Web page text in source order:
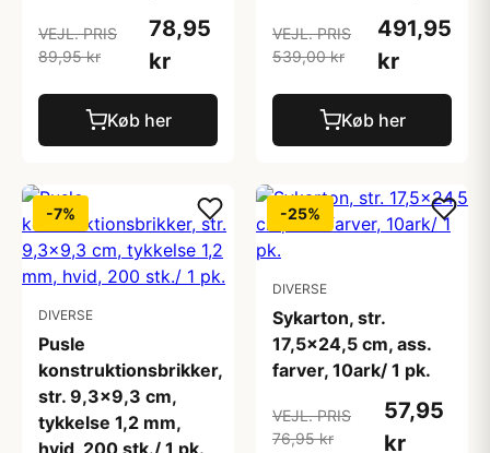
VEJL. PRIS
89,95 kr
78,95
kr
Køb her
VEJL. PRIS
539,00 kr
491,95
kr
Køb her
-7%
DIVERSE
Pusle
konstruktionsbrikker,
str. 9,3x9,3 cm,
tykkelse 1,2 mm,
hvid, 200 stk./ 1 pk.
-25%
DIVERSE
Sykarton, str.
17,5x24,5 cm, ass.
farver, 10ark/ 1 pk.
VEJL. PRIS
76,95 kr
57,95
kr